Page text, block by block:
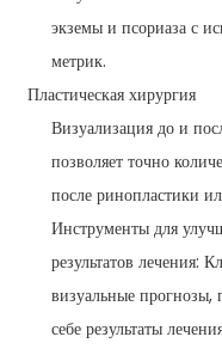
экземы и псориаза с
метрик.
Пластическая хирургия
Визуализация до и
позволяет точно
после ринопластики
Инструменты для
результатов лечения:
визуальные прогнозы,
себе результаты